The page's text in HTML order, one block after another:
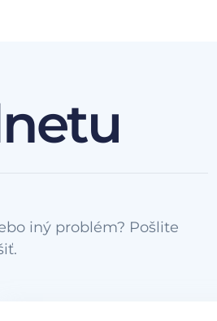
iný problém? Pošlite